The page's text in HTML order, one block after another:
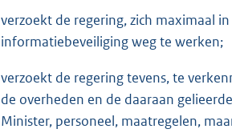
verzoekt de regering, zich maximaal
informatiebeveiliging weg te werken;
verzoekt de regering tevens, te
de overheden en de daaraan
Minister, personeel, maatregelen,